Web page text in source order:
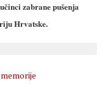
zabrane pušenja
Hrvatske.